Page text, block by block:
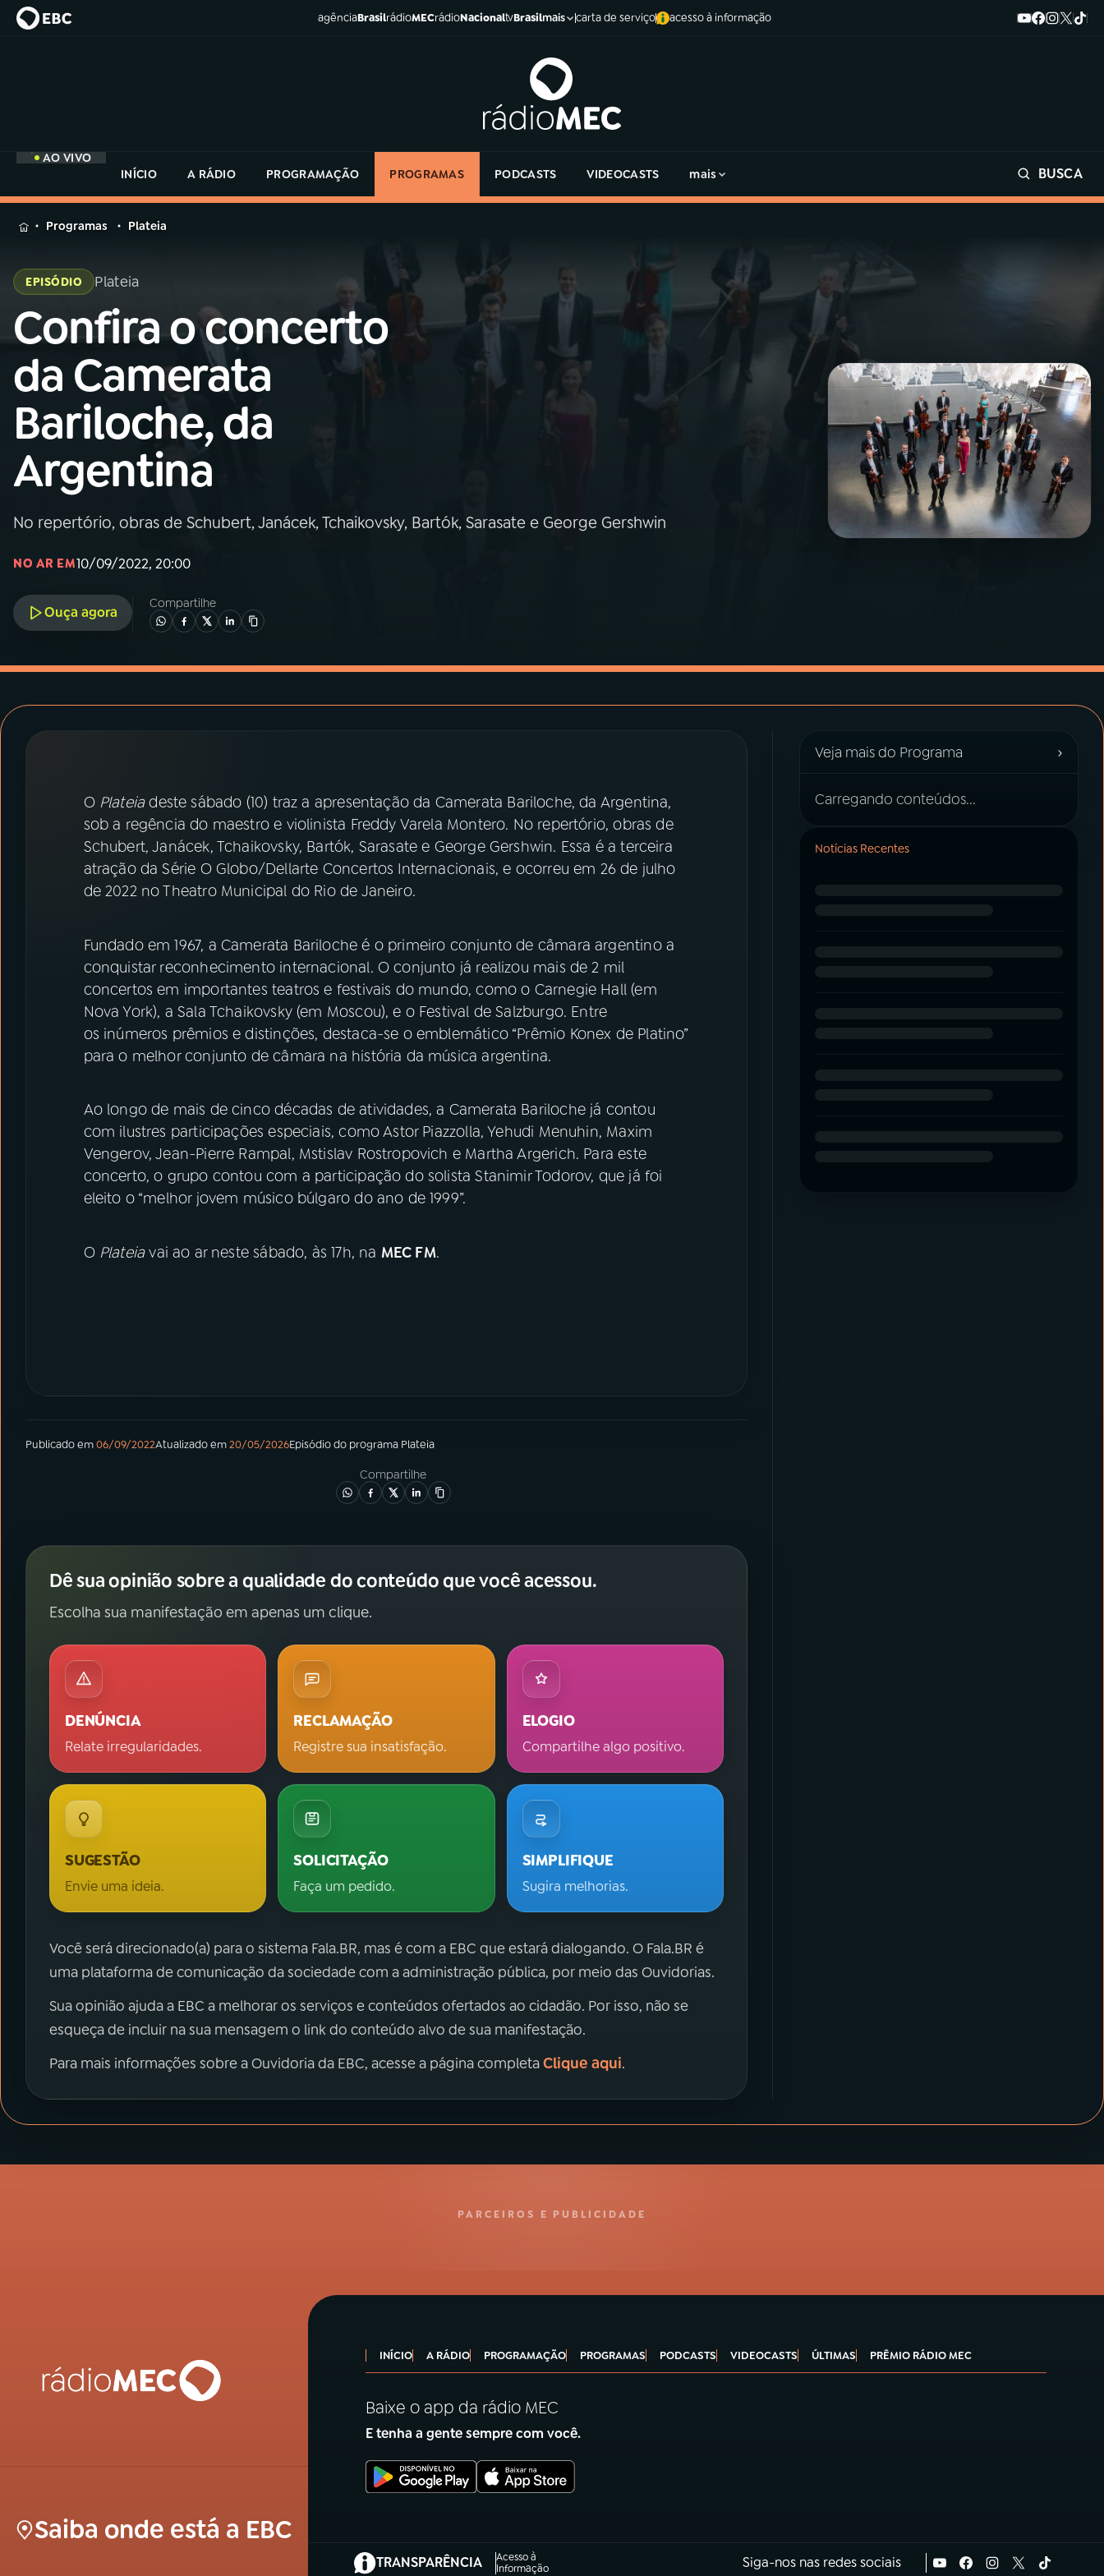
agênciaBrasilrádioMECrádioNacionaltvBrasilmais carta de serviço acesso à informação
AO VIVO
INÍCIO
A RÁDIO PROGRAMAÇÃO PROGRAMAS PODCASTS VIDEOCASTS mais BUSCA
MENU
Buscar
na
Rádio
MEC
Início AO VIVO
01 INÍCIO
02A RÁDIO
03PROGRAMAÇÃO
05PODCASTS
PRÊMIO RÁDIO MEC
ACOMPANHE A RÁDIO MEC
YouTube Facebook
na
Rádio
Programas Plateia
EPISÓDIO Plateia
Confira o concerto
da Camerata
Bariloche, da
Argentina
No repertório, obras de Schubert, Janácek, Tchaikovsky, Bartók, Sarasate e George Gershwin
NO AR EM10/09/2022, 20:00
Ouça agora
Compartilhe
O Plateiadeste sábado (10) traz a apresentação da Camerata Bariloche, da Argentina,
sob a regência do maestro e violinista Freddy Varela Montero. No repertório, obras de
Schubert, Janácek, Tchaikovsky, Bartók, Sarasate e George Gershwin. Essa é a terceira
atração da Série O Globo/Dellarte Concertos Internacionais, e ocorreu em 26 de julho
de 2022 no Theatro Municipal do Rio de Janeiro.
Fundado em 1967, a Camerata Bariloche é o primeiro conjunto de câmara argentino a
conquistar reconhecimento internacional. O conjunto já realizou mais de 2 mil
concertos em importantes teatros e festivais do mundo, como o Carnegie Hall (em
Nova York), a Sala Tchaikovsky (em Moscou), e o Festival de Salzburgo. Entre
os inúmeros prêmios e distinções, destaca-se o emblemático “Prêmio Konex de Platino”
para o melhor conjunto de câmara na história da música argentina.
Ao longo de mais de cinco décadas de atividades, a Camerata Bariloche já contou
com ilustres participações especiais, como Astor Piazzolla, Yehudi Menuhin, Maxim
Vengerov, Jean-Pierre Rampal, Mstislav Rostropovich e Martha Argerich. Para este
concerto, o grupo contou com a participação do solista Stanimir Todorov, que já foi
eleito o “melhor jovem músico búlgaro do ano de 1999”.
O Plateiavai ao ar neste sábado, às 17h, na MEC FM.
Publicado em06/09/2022Atualizado em20/05/2026Episódiodo programa Plateia
Compartilhe
Dê sua opinião sobre a qualidade do conteúdo que você acessou.
Escolha sua manifestação em apenas um clique.
DENÚNCIA
Relate irregularidades.
RECLAMAÇÃO
Registre sua insatisfação.
ELOGIO
Compartilhe algo positivo.
SUGESTÃO
Envie uma ideia.
SOLICITAÇÃO
Faça um pedido.
SIMPLIFIQUE
Sugira melhorias.
Você será direcionado(a) para o sistema Fala.BR, mas é com a EBC que estará dialogando. O Fala.BR é
uma plataforma de comunicação da sociedade com a administração pública, por meio das Ouvidorias.
Sua opinião ajuda a EBC a melhorar os serviços e conteúdos ofertados ao cidadão. Por isso, não se
esqueça de incluir na sua mensagem o link do conteúdo alvo de sua manifestação.
Para mais informações sobre a Ouvidoria da EBC, acesse a página completaClique aqui.
Veja mais do Programa ›
Carregando conteúdos...
Notícias Recentes
PARCEIROS E PUBLICIDADE
Saiba onde está a EBC
INÍCIO A RÁDIO PROGRAMAÇÃO PROGRAMAS PODCASTS VIDEOCASTS ÚLTIMAS PRÊMIO RÁDIO MEC
Baixe o app da rádio MEC
E tenha a gente sempre com você.
TRANSPARÊNCIA
Acesso à
Informação
(abre em nova aba) Siga-nos nas redes sociais